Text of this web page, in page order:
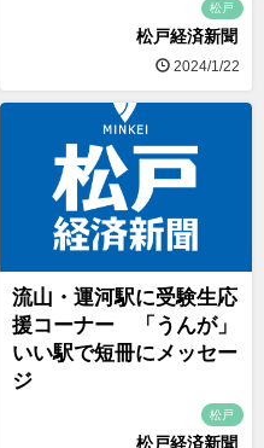
松戸
松戸経済新聞
2024/1/22
流山・運河駅に受験生応
援コーナー 「うんが」
いい駅で短冊にメッセー
ジ
松戸
松戸経済新聞